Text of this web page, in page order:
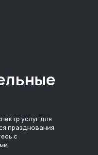
услуг для
празднования
с